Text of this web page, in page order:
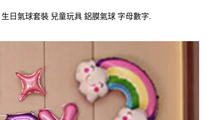
日氣球套裝 兒童玩具 鋁膜氣球 字母數字.